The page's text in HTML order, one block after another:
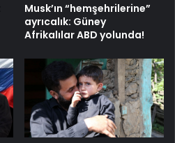
Musk’ın “hemşehrilerine”
ayrıcalık: Güney
Afrikalılar ABD yolunda!